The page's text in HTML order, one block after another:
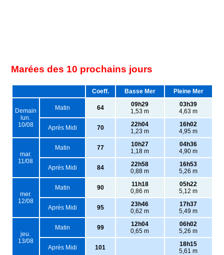
Marées des 10 prochains jours
Coeff. Basse Mer Pleine Mer
Demain
lun.
10/08
Matin 64
09h29
1,53 m
03h39
4,63 m
Après Midi 70
22h04
1,23 m
16h02
4,95 m
mar.
11/08
Matin 77
10h27
1,18 m
04h36
4,90 m
Après Midi 84
22h58
0,88 m
16h53
5,26 m
mer.
12/08
Matin 90
11h18
0,86 m
05h22
5,12 m
Après Midi 95
23h46
0,62 m
17h37
5,49 m
jeu.
13/08
Matin 99
12h04
0,65 m
06h02
5,26 m
Après Midi 101
18h15
5,61 m